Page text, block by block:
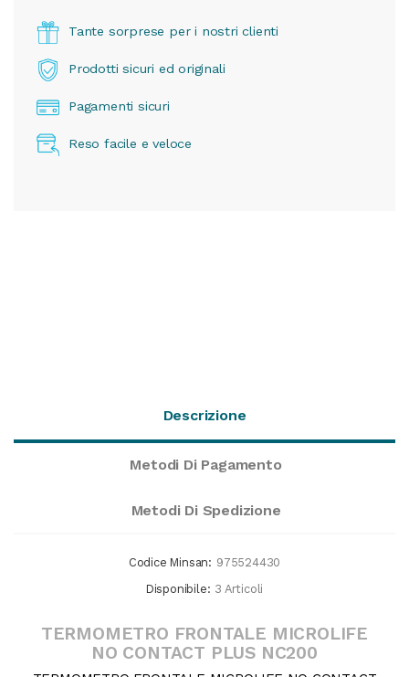
Tante sorprese per i nostri clienti
Prodotti sicuri ed originali
Pagamenti sicuri
Reso facile e veloce
Descrizione
Metodi Di Pagamento
Metodi Di Spedizione
Codice Minsan: 975524430
Disponibile: 3 Articoli
TERMOMETRO FRONTALE MICROLIFE
NO CONTACT PLUS NC200